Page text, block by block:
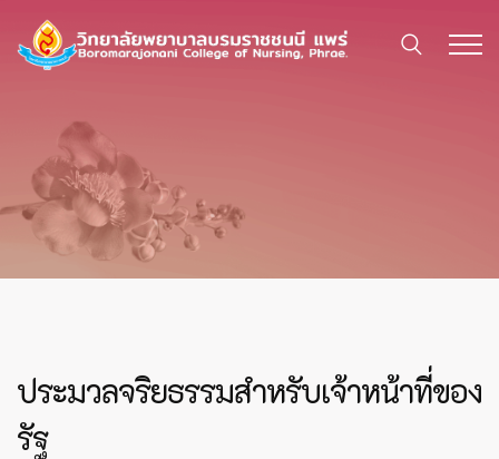
ประมวลจริยธรรมสำหรับเจ้าหน้าที่ของ
รัฐ